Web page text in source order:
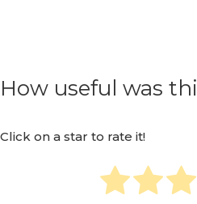
How useful was
Click on a star to rate it!